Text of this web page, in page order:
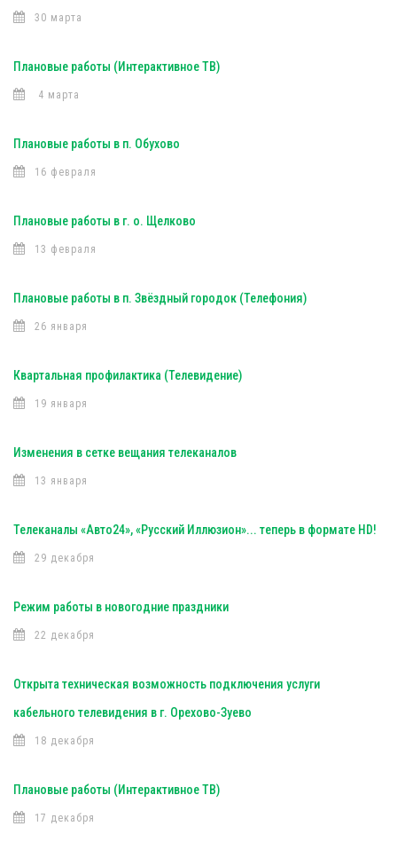
30 марта
Плановые работы (Интерактивное ТВ)
4 марта
Плановые работы в п. Обухово
16 февраля
Плановые работы в г. о. Щелково
13 февраля
Плановые работы в п. Звёздный городок (Телефония)
26 января
Квартальная профилактика (Телевидение)
19 января
Изменения в сетке вещания телеканалов
13 января
Телеканалы «Авто24», «Русский Иллюзион»... теперь в формате HD!
29 декабря
Режим работы в новогодние праздники
22 декабря
Открыта техническая возможность подключения услуги
кабельного телевидения в г. Орехово-Зуево
18 декабря
Плановые работы (Интерактивное ТВ)
17 декабря